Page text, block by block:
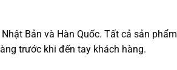
Bản và Hàn Quốc. Tất cả sản phẩm
trước khi đến tay khách hàng.